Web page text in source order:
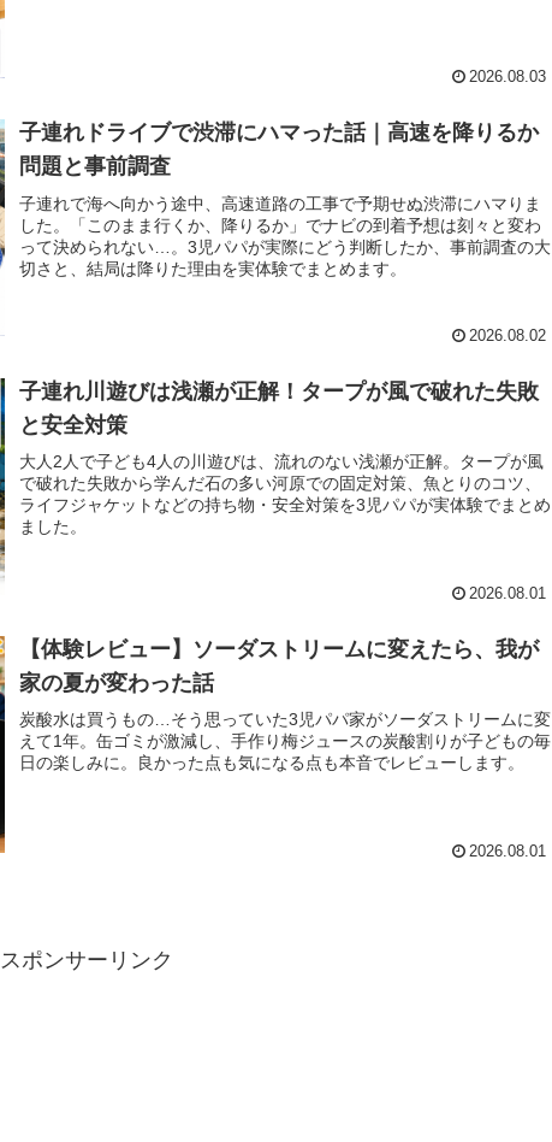
2026.08.03
子連れドライブで渋滞にハマった話｜高速を降りるか
問題と事前調査
子連れで海へ向かう途中、高速道路の工事で予期せぬ渋滞にハマりま
した。「このまま行くか、降りるか」でナビの到着予想は刻々と変わ
って決められない…。3児パパが実際にどう判断したか、事前調査の大
切さと、結局は降りた理由を実体験でまとめます。
2026.08.02
子連れ川遊びは浅瀬が正解！タープが風で破れた失敗
と安全対策
大人2人で子ども4人の川遊びは、流れのない浅瀬が正解。タープが風
で破れた失敗から学んだ石の多い河原での固定対策、魚とりのコツ、
ライフジャケットなどの持ち物・安全対策を3児パパが実体験でまとめ
ました。
2026.08.01
【体験レビュー】ソーダストリームに変えたら、我が
家の夏が変わった話
炭酸水は買うもの…そう思っていた3児パパ家がソーダストリームに変
えて1年。缶ゴミが激減し、手作り梅ジュースの炭酸割りが子どもの毎
日の楽しみに。良かった点も気になる点も本音でレビューします。
2026.08.01
スポンサーリンク